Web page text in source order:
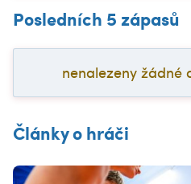
Posledních 5 zápasů
nenalezeny žádné
Články o hráči